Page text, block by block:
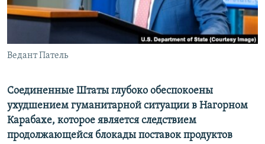
Հայերեն
Русский
Все сайты Радио Азатутюн
Ведант Патель
Соединенные Штаты глубоко обеспокоены
ухудшением гуманитарной ситуации в Нагорном
Карабахе, которое является следствием
продолжающейся блокады поставок продуктов